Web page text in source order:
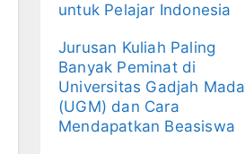
untuk Pelajar Indonesia
Jurusan Kuliah Paling
Banyak Peminat di
Universitas Gadjah Mada
(UGM) dan Cara
Mendapatkan Beasiswa